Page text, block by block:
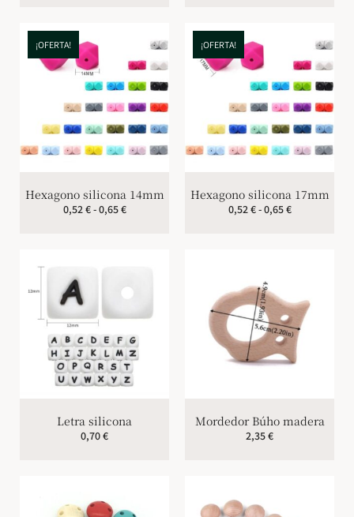
¡OFERTA!
Hexagono silicona 14mm
0,52 €-0,65€
¡OFERTA!
Hexagono silicona 17mm
0,52 €-0,65€
Letra silicona
0,70€
Mordedor Búho madera
2,35€